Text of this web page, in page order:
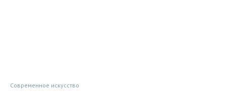
Современное искусство